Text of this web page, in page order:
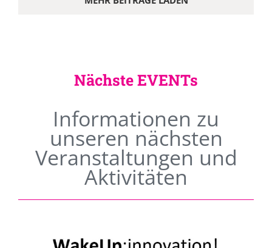
Nächste EVENTs
Informationen zu
unseren nächsten
Veranstaltungen und
Aktivitäten